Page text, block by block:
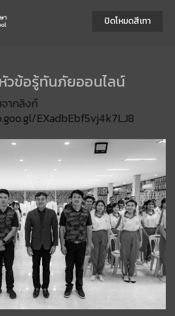
วข้อรู้ทันภัยออนไลน์
ากลิงก์
EXadbEbf5vj4k7LJ8
ปิดโหมดสีเทา